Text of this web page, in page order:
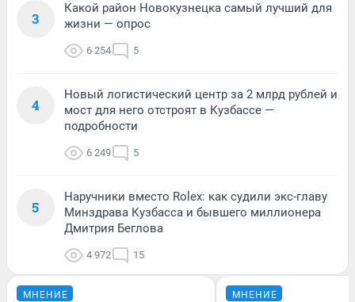
3
Какой район Новокузнецка самый лучший для
жизни — опрос
6 254 5
4
Новый логистический центр за 2 млрд рублей и
мост для него отстроят в Кузбассе —
подробности
6 249 5
5
Наручники вместо Rolex: как судили экс-главу
Минздрава Кузбасса и бывшего миллионера
Дмитрия Беглова
4 972 15
МНЕНИЕ МНЕНИЕ